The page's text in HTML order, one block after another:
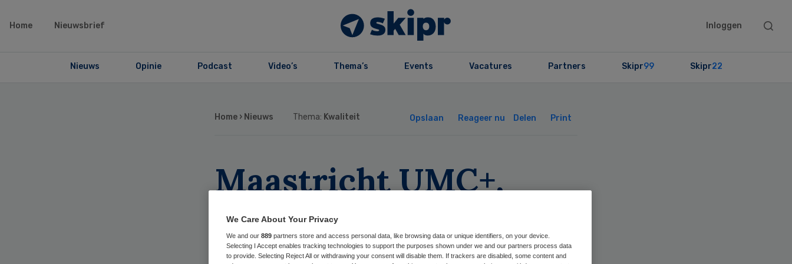
Home Nieuwsbrief Inloggen
Search
Nieuws Opinie Podcast Video’s Thema’s Events Vacatures Partners Skipr99 Skipr22
Home › Nieuws Thema: Kwaliteit Opslaan Reageer nu Delen Print
Maastricht UMC+,
Tjongerschans en
InMovement krijgen
We Care About Your Privacy
We and our 889 partners store and access personal data, like browsing data or unique identifiers, on your device.
Selecting I Accept enables tracking technologies to support the purposes shown under we and our partners process data
to provide. Selecting Reject All or withdrawing your consent will disable them. If trackers are disabled, some content and